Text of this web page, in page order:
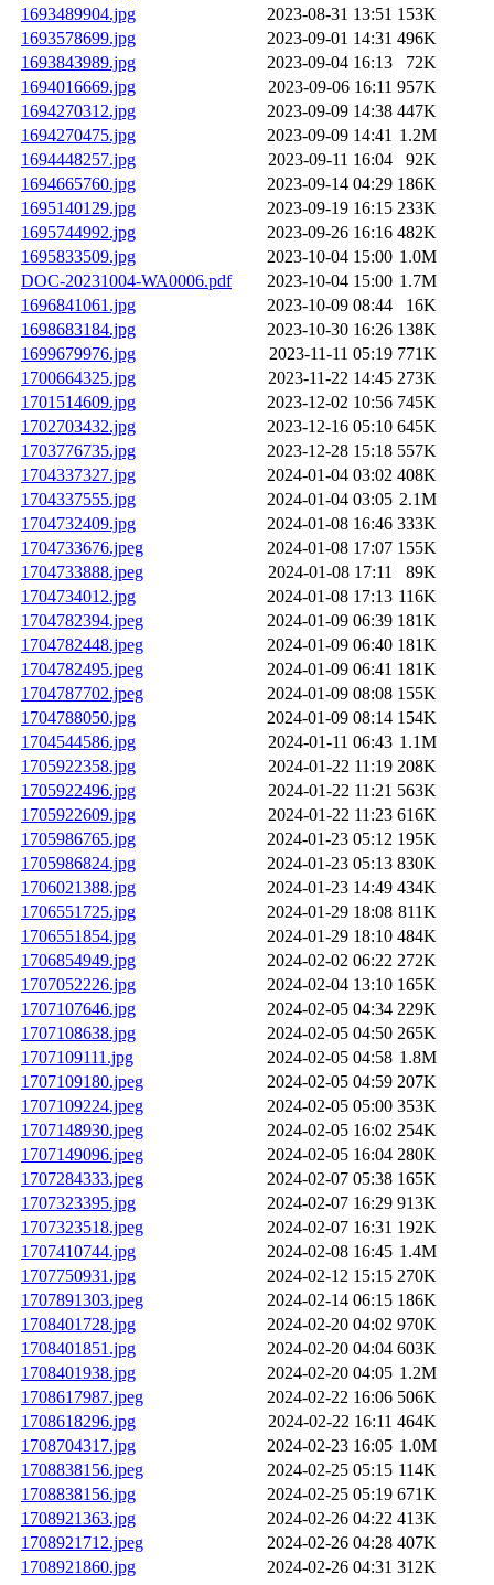
1693489904.jpg
2023-08-31 13:51 153K
1693578699.jpg
2023-09-01 14:31 496K
1693843989.jpg
2023-09-04 16:13
72K
1694016669.jpg
2023-09-06 16:11 957K
1694270312.jpg
2023-09-09 14:38 447K
1694270475.jpg
2023-09-09 14:41 1.2M
1694448257.jpg
2023-09-11 16:04
92K
1694665760.jpg
2023-09-14 04:29 186K
1695140129.jpg
2023-09-19 16:15 233K
1695744992.jpg
2023-09-26 16:16 482K
1695833509.jpg
2023-10-04 15:00 1.0M
DOC-20231004-WA0006.pdf
2023-10-04 15:00 1.7M
1696841061.jpg
2023-10-09 08:44
16K
1698683184.jpg
2023-10-30 16:26 138K
1699679976.jpg
2023-11-11 05:19 771K
1700664325.jpg
2023-11-22 14:45 273K
1701514609.jpg
2023-12-02 10:56 745K
1702703432.jpg
2023-12-16 05:10 645K
1703776735.jpg
2023-12-28 15:18 557K
1704337327.jpg
2024-01-04 03:02 408K
1704337555.jpg
2024-01-04 03:05 2.1M
1704732409.jpg
2024-01-08 16:46 333K
1704733676.jpeg
2024-01-08 17:07 155K
1704733888.jpeg
2024-01-08 17:11
89K
1704734012.jpg
2024-01-08 17:13 116K
1704782394.jpeg
2024-01-09 06:39 181K
1704782448.jpeg
2024-01-09 06:40 181K
1704782495.jpeg
2024-01-09 06:41 181K
1704787702.jpeg
2024-01-09 08:08 155K
1704788050.jpg
2024-01-09 08:14 154K
1704544586.jpg
2024-01-11 06:43 1.1M
1705922358.jpg
2024-01-22 11:19 208K
1705922496.jpg
2024-01-22 11:21 563K
1705922609.jpg
2024-01-22 11:23 616K
1705986765.jpg
2024-01-23 05:12 195K
1705986824.jpg
2024-01-23 05:13 830K
1706021388.jpg
2024-01-23 14:49 434K
1706551725.jpg
2024-01-29 18:08 811K
1706551854.jpg
2024-01-29 18:10 484K
1706854949.jpg
2024-02-02 06:22 272K
1707052226.jpg
2024-02-04 13:10 165K
1707107646.jpg
2024-02-05 04:34 229K
1707108638.jpg
2024-02-05 04:50 265K
1707109111.jpg
2024-02-05 04:58 1.8M
1707109180.jpeg
2024-02-05 04:59 207K
1707109224.jpeg
2024-02-05 05:00 353K
1707148930.jpeg
2024-02-05 16:02 254K
1707149096.jpeg
2024-02-05 16:04 280K
1707284333.jpeg
2024-02-07 05:38 165K
1707323395.jpg
2024-02-07 16:29 913K
1707323518.jpeg
2024-02-07 16:31 192K
1707410744.jpg
2024-02-08 16:45 1.4M
1707750931.jpg
2024-02-12 15:15 270K
1707891303.jpeg
2024-02-14 06:15 186K
1708401728.jpg
2024-02-20 04:02 970K
1708401851.jpg
2024-02-20 04:04 603K
1708401938.jpg
2024-02-20 04:05 1.2M
1708617987.jpeg
2024-02-22 16:06 506K
1708618296.jpg
2024-02-22 16:11 464K
1708704317.jpg
2024-02-23 16:05 1.0M
1708838156.jpeg
2024-02-25 05:15 114K
1708838156.jpg
2024-02-25 05:19 671K
1708921363.jpg
2024-02-26 04:22 413K
1708921712.jpeg
2024-02-26 04:28 407K
1708921860.jpg
2024-02-26 04:31 312K